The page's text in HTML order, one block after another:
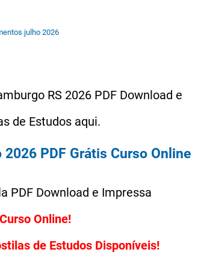
julho 2026
RS 2026 PDF Download e
de Estudos aqui.
PDF Grátis Curso Online
Online!
de Estudos Disponíveis!